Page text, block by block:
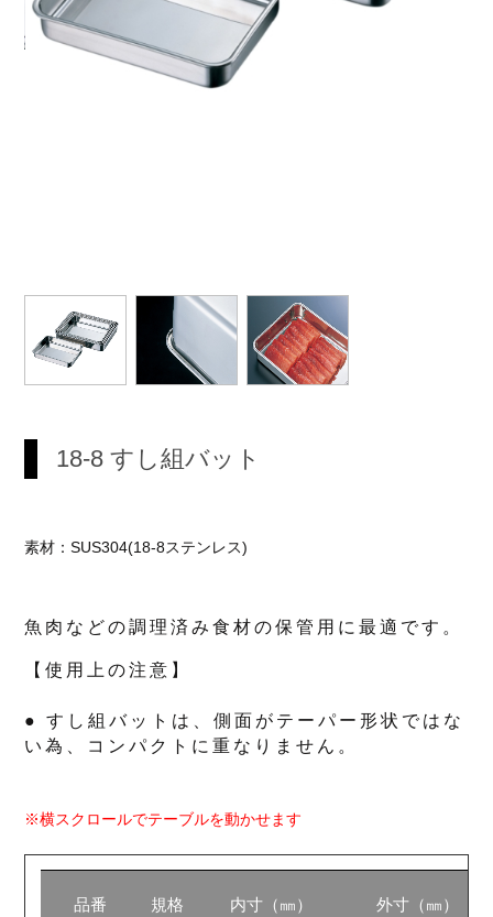
18-8 すし組バット
素材：SUS304(18-8ステンレス)
魚​肉​な​ど​の​調​理​済​み​食​材​の​保​管​用​に​最​適​です。
【使用上の注意】
● すし組バットは、側面がテーパー形状ではな
い為、コンパクトに重なりません。
※横スクロールでテーブルを動かせます
品番 規格 内寸（㎜） 外寸（㎜）